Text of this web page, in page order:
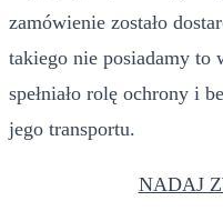
zamówienie zostało
takiego nie posiadamy to
spełniało rolę ochrony i
jego transportu.
NADAJ